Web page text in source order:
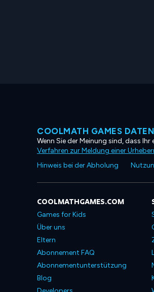
COOLMATH GAMES
Wenn Sie der Meinung sind, dass
Verfahren zur Meldung einer
Hinweis bei der Abholung
COOLMATHGAMES.COM
Games for Kids
Über uns
Eltern
Abonnement FAQ
Abonnementunterstützung
Blog